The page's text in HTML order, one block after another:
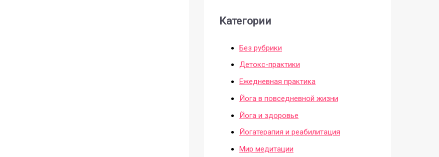
Категории
Без рубрики
Детокс-практики
Ежедневная практика
Йога в повседневной жизни
Йога и здоровье
Йогатерапия и реабилитация
Мир медитации